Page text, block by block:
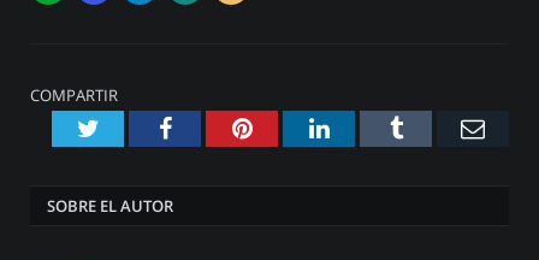
COMPARTIR
TwitterFacebookPinterestLinkedInTumblr
SOBRE EL AUTOR